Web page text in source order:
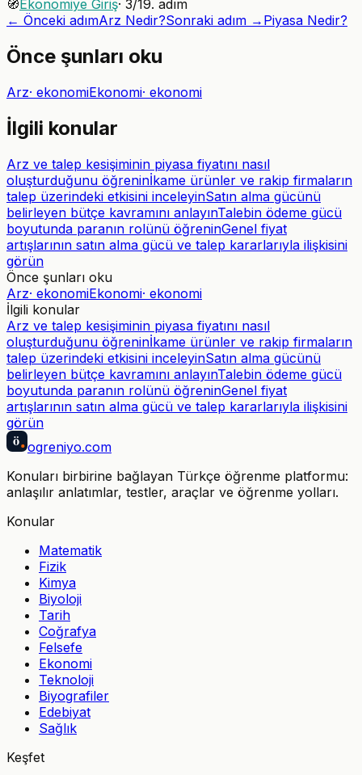
🧭Ekonomiye Giriş· 3/19. adım
← Önceki adımArz Nedir?Sonraki adım → Piyasa Nedir?
Önce şunları oku
Arz· ekonomiEkonomi· ekonomi
İlgili konular
Arz ve talep kesişiminin piyasa fiyatını nasıl
oluşturduğunu öğreninİkame ürünler ve rakip firmaların
talep üzerindeki etkisini inceleyinSatın alma gücünü
belirleyen bütçe kavramını anlayınTalebin ödeme gücü
boyutunda paranın rolünü öğreninGenel fiyat
artışlarının satın alma gücü ve talep kararlarıyla ilişkisini
görün
Önce şunları oku
Arz· ekonomiEkonomi· ekonomi
İlgili konular
Arz ve talep kesişiminin piyasa fiyatını nasıl
oluşturduğunu öğreninİkame ürünler ve rakip firmaların
talep üzerindeki etkisini inceleyinSatın alma gücünü
belirleyen bütçe kavramını anlayınTalebin ödeme gücü
boyutunda paranın rolünü öğreninGenel fiyat
artışlarının satın alma gücü ve talep kararlarıyla ilişkisini
görün
ö ogreniyo.com
Konuları birbirine bağlayan Türkçe öğrenme platformu:
anlaşılır anlatımlar, testler, araçlar ve öğrenme yolları.
Konular
Matematik
Fizik
Kimya
Biyoloji
Tarih
Coğrafya
Felsefe
Ekonomi
Teknoloji
Biyografiler
Edebiyat
Sağlık
Keşfet